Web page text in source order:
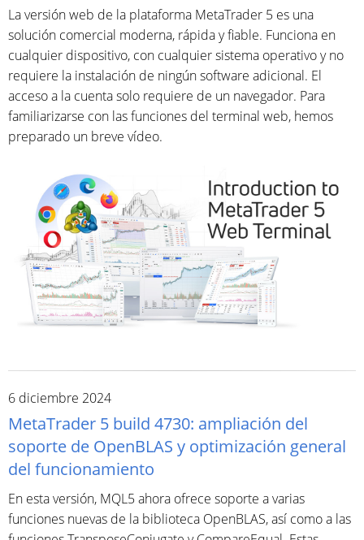
La versión web de la plataforma MetaTrader 5 es una
solución comercial moderna, rápida y fiable. Funciona en
cualquier dispositivo, con cualquier sistema operativo y no
requiere la instalación de ningún software adicional. El
acceso a la cuenta solo requiere de un navegador. Para
familiarizarse con las funciones del terminal web, hemos
preparado un breve vídeo.
6 diciembre 2024
MetaTrader 5 build 4730: ampliación del
soporte de OpenBLAS y optimización general
del funcionamiento
En esta versión, MQL5 ahora ofrece soporte a varias
funciones nuevas de la biblioteca OpenBLAS, así como a las